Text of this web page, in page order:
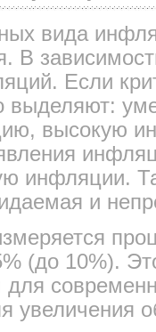
вида
В
Если
выделяют:
высокую
инфляции.
и
(до 10%).
увеличения